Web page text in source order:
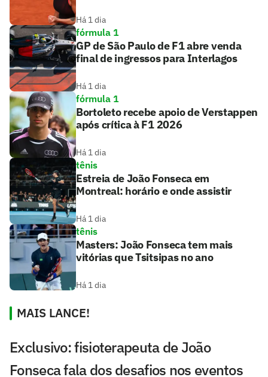
Há 1 dia
fórmula 1
GP de São Paulo de F1 abre venda
final de ingressos para Interlagos
Há 1 dia
fórmula 1
Bortoleto recebe apoio de Verstappen
após crítica à F1 2026
Há 1 dia
tênis
Estreia de João Fonseca em
Montreal: horário e onde assistir
Há 1 dia
tênis
Masters: João Fonseca tem mais
vitórias que Tsitsipas no ano
Há 1 dia
MAIS LANCE!
Exclusivo: fisioterapeuta de João
Fonseca fala dos desafios nos eventos